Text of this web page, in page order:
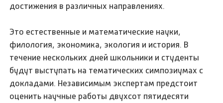
достижения в различных направлениях.
Это естественные и математические науки,
филология, экономика, экология и история. В
течение нескольких дней школьники и студенты
будут выступать на тематических симпозиумах с
докладами. Независимым экспертам предстоит
оценить научные работы двухсот пятидесяти